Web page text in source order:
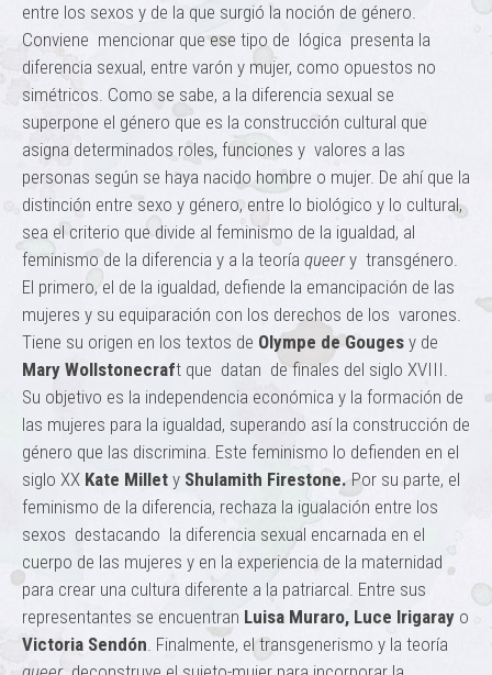
entre los sexos y de la que surgió la noción de género.
Conviene mencionar que ese tipo de lógica presenta la
diferencia sexual, entre varón y mujer, como opuestos no
simétricos. Como se sabe, a la diferencia sexual se
superpone el género que es la construcción cultural que
asigna determinados roles, funciones y valores a las
personas según se haya nacido hombre o mujer. De ahí que la
distinción entre sexo y género, entre lo biológico y lo cultural,
sea el criterio que divide al feminismo de la igualdad, al
feminismo de la diferencia y a la teoría queery transgénero.
El primero, el de la igualdad, defiende la emancipación de las
mujeres y su equiparación con los derechos de los varones.
Tiene su origen en los textos de Olympe de Gouges y de
Mary Wollstonecraft que datan de finales del siglo XVIII.
Su objetivo es la independencia económica y la formación de
las mujeres para la igualdad, superando así la construcción de
género que las discrimina. Este feminismo lo defienden en el
siglo XX Kate Millet y Shulamith Firestone. Por su parte, el
feminismo de la diferencia, rechaza la igualación entre los
sexos destacando la diferencia sexual encarnada en el
cuerpo de las mujeres y en la experiencia de la maternidad
para crear una cultura diferente a la patriarcal. Entre sus
representantes se encuentran Luisa Muraro, Luce Irigaray o
Victoria Sendón. Finalmente, el transgenerismo y la teoría